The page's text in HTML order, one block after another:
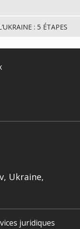
: 5 ÉTAPES
Ukraine,
juridiques